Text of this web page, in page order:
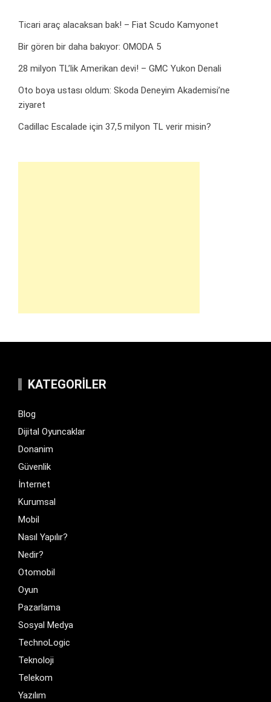
Ticari araç alacaksan bak! – Fiat Scudo Kamyonet
Bir gören bir daha bakıyor: OMODA 5
28 milyon TL’lik Amerikan devi! – GMC Yukon Denali
Oto boya ustası oldum: Skoda Deneyim Akademisi’ne
ziyaret
Cadillac Escalade için 37,5 milyon TL verir misin?
KATEGORILER
Blog
Dijital Oyuncaklar
Donanim
Güvenlik
İnternet
Kurumsal
Mobil
Nasıl Yapılır?
Nedir?
Otomobil
Oyun
Pazarlama
Sosyal Medya
TechnoLogic
Teknoloji
Telekom
Yazılım